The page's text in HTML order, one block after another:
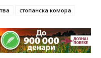
стопанска комора